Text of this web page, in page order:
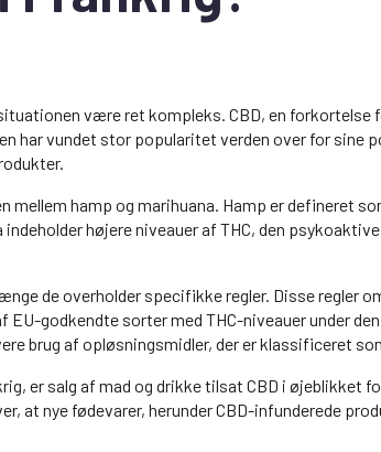
være ret kompleks. CBD, en forkortelse
har vundet stor popularitet verden over for sine
hamp og marihuana. Hamp er defineret
højere niveauer af THC, den
de overholder specifikke regler. Disse regler
godkendte sorter med THC-niveauer under
brug af opløsningsmidler, der er klassificeret
er salg af mad og drikke tilsat CBD i øjeblikket
at nye fødevarer, herunder CBD-infunderede